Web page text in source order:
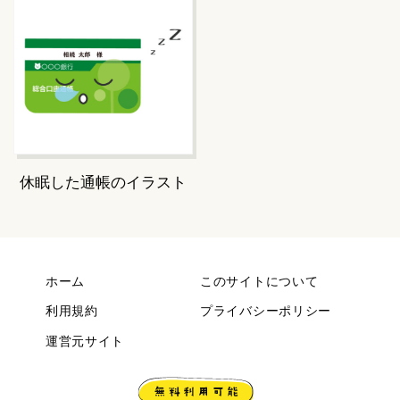
休眠した通帳のイラスト
ホーム このサイトについて
利用規約 プライバシーポリシー
運営元サイト